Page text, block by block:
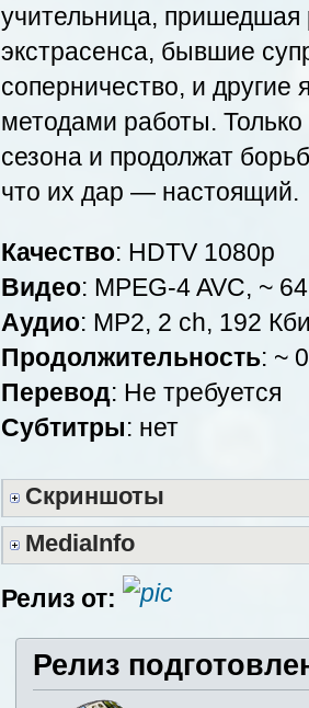
учительница, пришедшая
экстрасенса, бывшие
соперничество, и другие
методами работы.
сезона и продолжат
что их дар — настоящий.
Качество: HDTV 1080р
Видео: MPEG-4 AVC, ~
Аудио: MP2, 2 ch, 192
Продолжительность: ~
Перевод: Не требуется
Субтитры: нет
Скриншоты
MediaInfo
Релиз от:
Релиз